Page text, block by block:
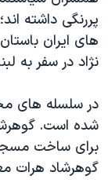
جستجوویژه برنامه‌ها
ویدیوها
حقوق شهروندی
اقتصادی
علم و فناوری
۲۵۰سالگی آمریکا
بایگانی
انتخابات ریاست
حمله جمهوری
رمز مهسا
یادگیری زبان
دنبال کنید
زبانهای
پررنگی داشته
های ایران
نژاد در سفر به
در سلسله های
شده است.
برای ساخت
گوهرشاد هرات